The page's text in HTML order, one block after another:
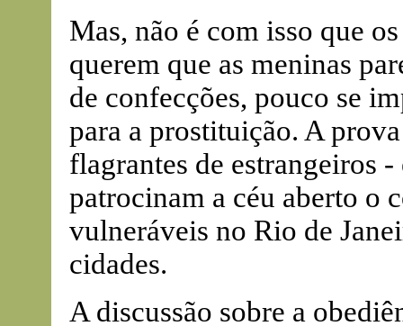
Mas, não é com isso que
querem que as meninas
de confecções, pouco se
para a prostituição. A
flagrantes de estrangeiros
patrocinam a céu aberto o
vulneráveis no Rio de
cidades.
A discussão sobre a